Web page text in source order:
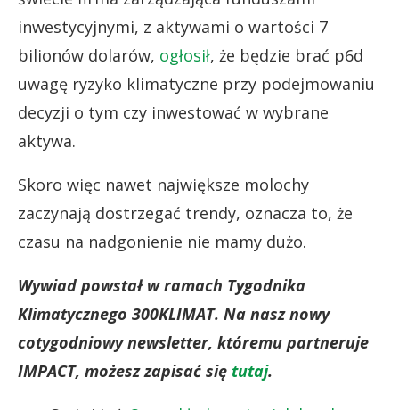
inwestycyjnymi, z aktywami o wartości 7
bilionów dolarów, ogłosił, że będzie brać p6d
uwagę ryzyko klimatyczne przy podejmowaniu
decyzji o tym czy inwestować w wybrane
aktywa.
Skoro więc nawet największe molochy
zaczynają dostrzegać trendy, oznacza to, że
czasu na nadgonienie nie mamy dużo.
Wywiad powstał w ramach Tygodnika
Klimatycznego 300KLIMAT. Na nasz nowy
cotygodniowy newsletter, któremu partneruje
IMPACT, możesz zapisać się tutaj.